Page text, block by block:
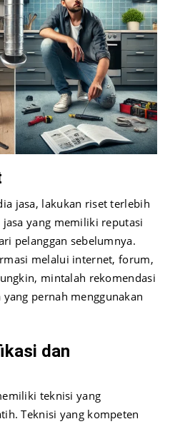
jasa, lakukan riset terlebih
yang memiliki reputasi
pelanggan sebelumnya.
melalui internet, forum,
mintalah rekomendasi
pernah menggunakan
dan
teknisi yang
Teknisi yang kompeten